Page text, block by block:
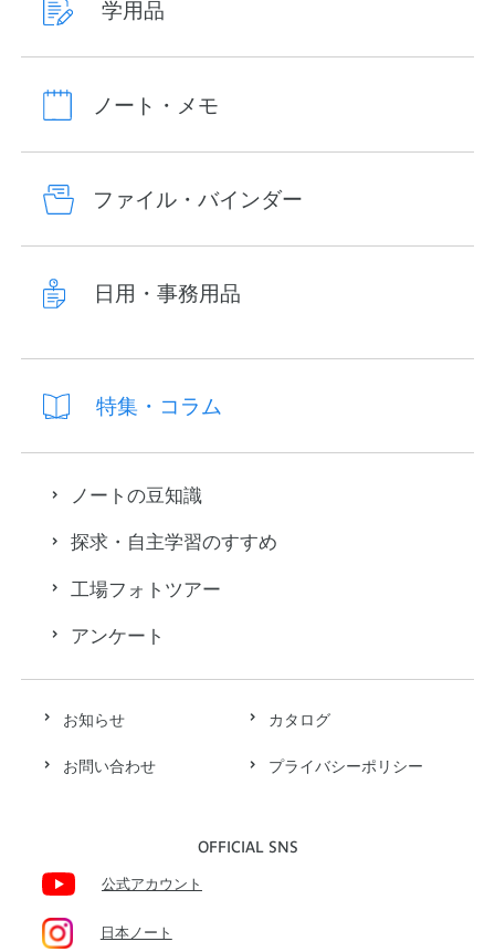
お知らせ カタログ
お問い合わせ プライバシーポリシー
OFFICIAL SNS
公式アカウント
日本ノート
学用品
ノート・メモ
ファイル・バインダー
日用・事務用品
特集・コラム
ノートの豆知識
探求・自主学習のすすめ
工場フォトツアー
アンケート